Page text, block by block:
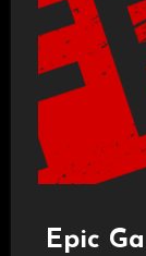
Epic